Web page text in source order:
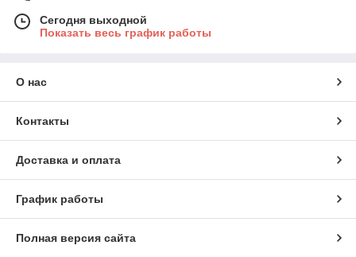
Сегодня выходной
Показать весь график работы
О нас
Контакты
Доставка и оплата
График работы
Полная версия сайта